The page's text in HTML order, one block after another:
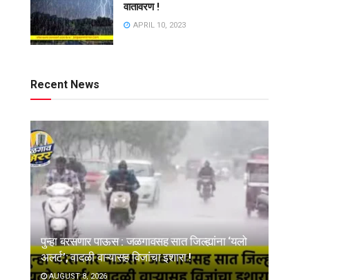
वातावरण !
APRIL 10, 2023
Recent News
पुन्हा बरसणार पाऊस : जळगावसह सात जिल्ह्यांना ‘यलो
अलर्ट’; वादळी वाऱ्यासह विजांचा इशारा !
AUGUST 8, 2026